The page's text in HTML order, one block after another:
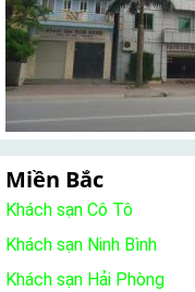
Miền Bắc
Khách sạn Cô Tô
Khách sạn Ninh Bình
Khách sạn Hải Phòng